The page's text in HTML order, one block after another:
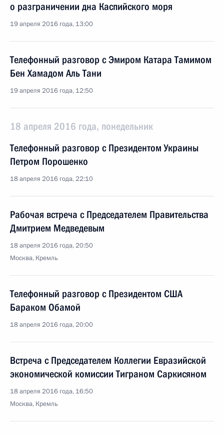
о разграничении дна Каспийского моря
19 апреля 2016 года, 13:00
Телефонный разговор с Эмиром Катара Тамимом
Бен Хамадом Аль Тани
19 апреля 2016 года, 12:50
18 апреля 2016 года, понедельник
Телефонный разговор с Президентом Украины
Петром Порошенко
18 апреля 2016 года, 22:10
Рабочая встреча с Председателем Правительства
Дмитрием Медведевым
18 апреля 2016 года, 20:50
Москва, Кремль
Телефонный разговор с Президентом США
Бараком Обамой
18 апреля 2016 года, 20:00
Встреча с Председателем Коллегии Евразийской
экономической комиссии Тиграном Саркисяном
18 апреля 2016 года, 16:50
Москва, Кремль